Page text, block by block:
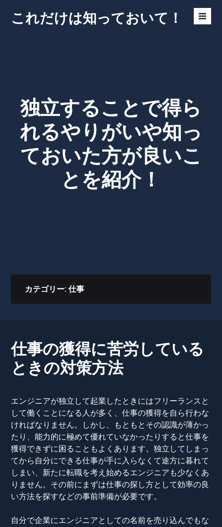
これだけは知っておいて！
Menu
独立することで得ら
れるやりがいや知っ
ておいた方が良いこ
とを紹介！
カテゴリー:仕事
仕事の獲得に苦労している
ときの対策方法
エンジニアが独立して起業したときにはフリーランスと
して働くことになる人が多く、仕事の獲得を自ら行わな
ければなりません。しかし、もともとその認識が薄かっ
たり、能力的に極めて優れていなかったりすると仕事を
獲得できずに困ることもよくあります。独立してしまっ
てから自分にできる仕事が手に入らなくて途方に暮れて
しまい、新たに転職を考え始めるエンジニアも少なくあ
りません。その前にまずは仕事の探し方として効率の良
い方法を探すなどの事前準備が必要です。
自分で企業にエンジニアとしての名前を売り込んでもな